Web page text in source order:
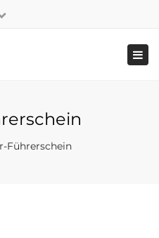
Führerschein